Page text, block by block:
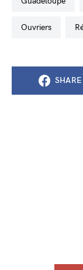
ouvriers
SHARE